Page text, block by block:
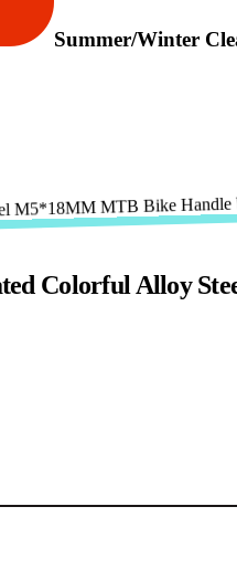
Summer/Winter
Colorful Alloy